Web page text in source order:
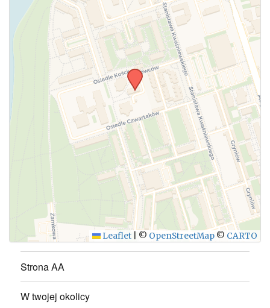
Leaflet © OpenStreetMap © CARTO
Strona AA
W twojej okolicy